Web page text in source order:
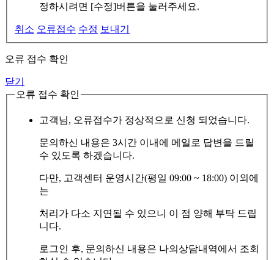
정하시려면 [수정]버튼을 눌러주세요.
취소 오류접수 수정 보내기
오류 접수 확인
닫기
오류 접수 확인
고객님, 오류접수가 정상적으로 신청 되었습니다.
문의하신 내용은 3시간 이내에 메일로 답변을 드릴
수 있도록 하겠습니다.
다만, 고객센터 운영시간(평일 09:00 ~ 18:00) 이외에
는
처리가 다소 지연될 수 있으니 이 점 양해 부탁 드립
니다.
로그인 후, 문의하신 내용은 나의상담내역에서 조회